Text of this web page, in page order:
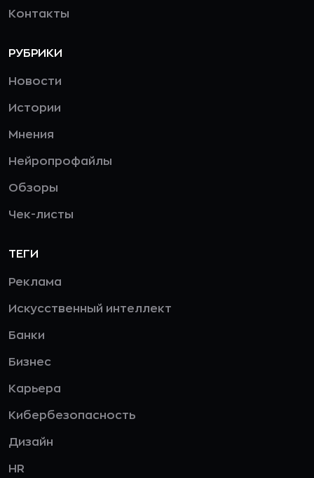
Контакты
РУБРИКИ
Новости
Истории
Мнения
Нейропрофайлы
Обзоры
Чек-листы
ТЕГИ
Реклама
Искусственный интеллект
Банки
Бизнес
Карьера
Кибербезопасность
Дизайн
HR